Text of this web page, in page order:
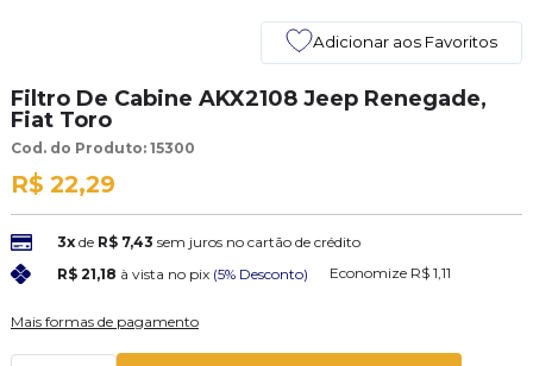
Adicionar aos Favoritos
Filtro De Cabine AKX2108 Jeep Renegade,
Fiat Toro
Cod. do Produto: 15300
R$ 22,29
3xde R$ 7,43 sem juros no cartão de crédito
R$ 21,18 à vista no pix (5% Desconto) Economize R$ 1,11
Mais formas de pagamento